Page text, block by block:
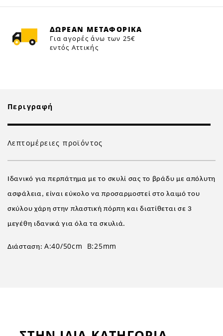
ΔΩΡΕΑΝ ΜΕΤΑΦΟΡΙΚΑ
Για αγορές άνω των 25€
εντός Αττικής
Περιγραφή
Λεπτομέρειες προϊόντος
Ιδανικό για περπάτημα με το σκυλί σας το βράδυ με απόλυτη
ασφάλεια, είναι εύκολο να προσαρμοστεί στο λαιμό του
σκύλου χάρη στην πλαστική πόρπη και διατίθεται σε 3
μεγέθη ιδανικά για όλα τα σκυλιά.
Διάσταση: Α:40/50cm B:25mm